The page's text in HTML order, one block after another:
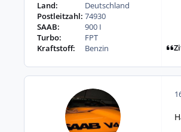
Land:
Deutschland
Postleitzahl: 74930
SAAB:
900 I
Turbo:
FPT
Kraftstoff:
Benzin